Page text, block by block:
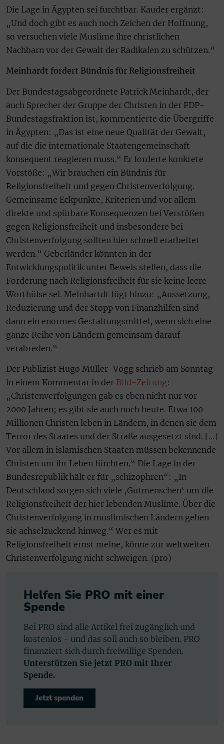
Die Lage in Ägypten sei furchtbar. Kauder ergänzt:
„Und doch gibt es auch noch Zeichen der Hoffnung,
so versuchen viele Muslime ihre christlichen
Nachbarn vor der Gewalt der Radikalen zu schützen.“
Meinhardt fordert Bündnis für Religionsfreiheit
Der Bundestagsabgeordnete Patrick Meinhardt, der
auch Sprecher der Gruppe der Christen in der FDP-
Bundestagsfraktion ist, kommentierte die Übergriffe
in Ägypten: „Das ist eine neue Qualität der Gewalt,
auf die die internationale Staatengemeinschaft
konsequent reagieren muss.“ Er forderte konkrete
Vorstöße: „Wir brauchen ein Bündnis für
Religionsfreiheit und gegen Christenverfolgung.
Gemeinsame Eckpunkte, Kriterien und vor allem
direkte und spürbare Konsequenzen bei Verstößen
gegen Religionsfreiheit und insbesondere bei
Christenverfolgung sollten hier schnell erarbeitet
werden.“ Geberländer könnten in der
Entwicklungspolitik unter Beweis stellen, dass die
Forderung nach Religionsfreiheit für sie keine leere
Worthülse sei. Meinhartdt fügt hinzu: „Aussetzung,
Reduzierung und der Stopp von Finanzhilfen sind
dann ein enormes Gestaltungsmittel, wenn sich eine
ganze Reihe von Ländern gemeinsam darauf
verabreden.“
Der Publizist Hugo Müller-Vogg schrieb am Sonntag
in einem Kommentar in der Bild-Zeitung:
„Christenverfolgungen gab es eben nicht nur vor
2000 Jahren; es gibt sie auch noch heute. Etwa 100
Millionen Christen leben in Ländern, in denen sie dem
Terror des Staates und der Straße ausgesetzt sind. […]
Vor allem in islamischen Staaten müssen bekennende
Christen um ihr Leben fürchten.“ Die Lage in der
Bundesrepublik hält er für „schizophren“: „In
Deutschland sorgen sich viele ‚Gutmenschen‘ um die
Religionsfreiheit der hier lebenden Muslime. Über die
Christenverfolgung in muslimischen Ländern gehen
sie achselzuckend hinweg.“ Wer es mit
Religionsfreiheit ernst meine, könne zur weltweiten
Christenverfolgung nicht schweigen. (pro)
Helfen Sie PRO mit einer
Spende
Bei PRO sind alle Artikel frei zugänglich und
kostenlos - und das soll auch so bleiben. PRO
finanziert sich durch freiwillige Spenden.
Unterstützen Sie jetzt PRO mit Ihrer
Spende.
Jetzt spenden